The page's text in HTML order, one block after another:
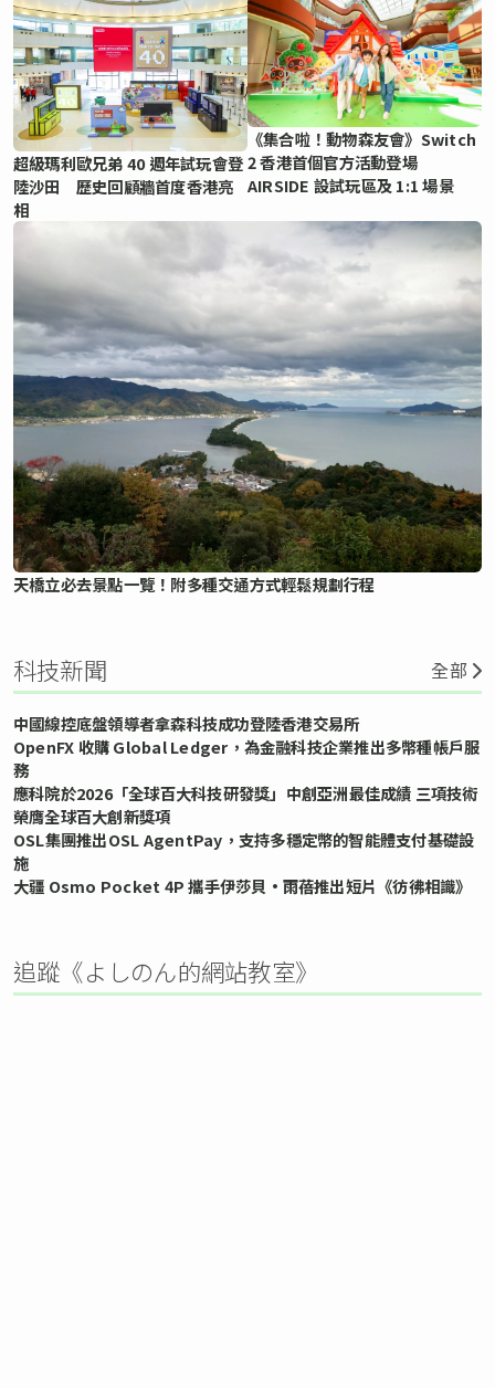
超級瑪利歐兄弟 40 週年試玩會登
陸沙田 歷史回顧牆首度香港亮
相
《集合啦！動物森友會》Switch
2 香港首個官方活動登場
AIRSIDE 設試玩區及 1:1 場景
天橋立必去景點一覽！附多種交通方式輕鬆規劃行程
科技新聞 全部
中國線控底盤領導者拿森科技成功登陸香港交易所
OpenFX 收購 Global Ledger，為金融科技企業推出多幣種帳戶服
務
應科院於2026「全球百大科技研發獎」中創亞洲最佳成績 三項技術
榮膺全球百大創新獎項
OSL集團推出OSL AgentPay，支持多穩定幣的智能體支付基礎設
施
大疆 Osmo Pocket 4P 攜手伊莎貝•雨蓓推出短片《彷彿相識》
追蹤《よしのん的網站教室》